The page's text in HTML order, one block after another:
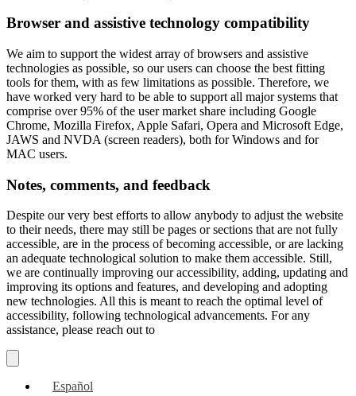
Browser and assistive technology compatibility
We aim to support the widest array of browsers and assistive
technologies as possible, so our users can choose the best fitting
tools for them, with as few limitations as possible. Therefore, we
have worked very hard to be able to support all major systems that
comprise over 95% of the user market share including Google
Chrome, Mozilla Firefox, Apple Safari, Opera and Microsoft Edge,
JAWS and NVDA (screen readers), both for Windows and for
MAC users.
Notes, comments, and feedback
Despite our very best efforts to allow anybody to adjust the website
to their needs, there may still be pages or sections that are not fully
accessible, are in the process of becoming accessible, or are lacking
an adequate technological solution to make them accessible. Still,
we are continually improving our accessibility, adding, updating and
improving its options and features, and developing and adopting
new technologies. All this is meant to reach the optimal level of
accessibility, following technological advancements. For any
assistance, please reach out to
Español